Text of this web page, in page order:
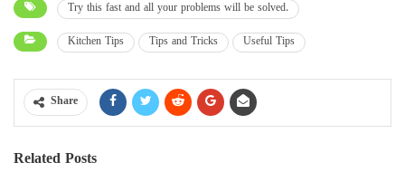
Try this fast and all your problems will be solved.
Kitchen Tips Tips and Tricks Useful Tips
Share
Related Posts